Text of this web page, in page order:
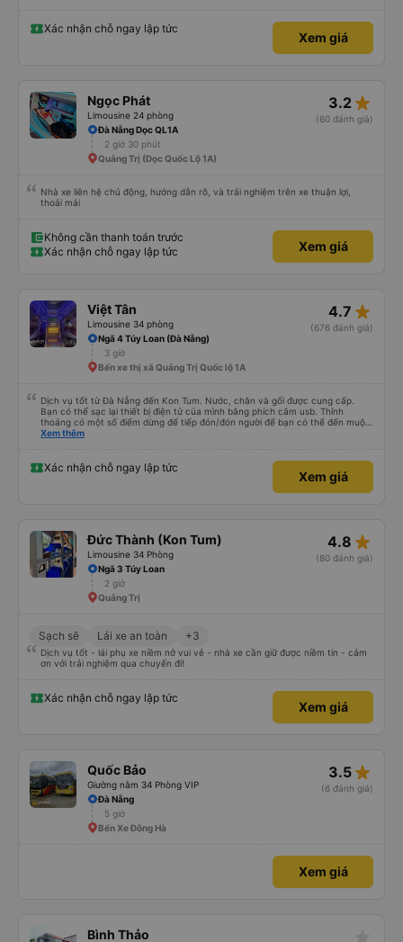
thời gian dự kiến. 10 điểm, lần sau có nhu cầu sẽ chọn nhà xe này để đi Vinh
<-> Đà Nẵng
Xác nhận chỗ ngay lập tức
Xem giá
Ngọc Phát
Limousine 24 phòng
3.2 star_rate
(60 đánh giá)
Đà Nẵng Dọc QL1A
2 giờ 30 phút
Quảng Trị (Dọc Quốc Lộ 1A)
Nhà xe liên hệ chủ động, hướng dẫn rõ, và trải nghiệm trên xe thuận lợi,
thoải mái
Không cần thanh toán trước
Xác nhận chỗ ngay lập tức
Xem giá
Việt Tân
Limousine 34 phòng
4.7 star_rate
(676 đánh giá)
Ngã 4 Túy Loan (Đà Nẵng)
3 giờ
Bến xe thị xã Quảng Trị Quốc lộ 1A
Dịch vụ tốt từ Đà Nẵng đến Kon Tum. Nước, chăn và gối được cung cấp.
Bạn có thể sạc lại thiết bị điện tử của mình bằng phích cắm usb. Thỉnh
thoảng có một số điểm dừng để tiếp đón/đón người để bạn có thể đến muộn
hơn một chút so với mô tả. (Lưu ý: chúng tôi hiểu và nói được một chút
Xem thêm
Xác nhận chỗ ngay lập tức
Xem giá
Đức Thành (Kon Tum)
Limousine 34 Phòng
4.8 star_rate
(80 đánh giá)
Ngã 3 Túy Loan
2 giờ
Quảng Trị
Sạch sẽ Lái xe an toàn +3
Dịch vụ tốt - lái phụ xe niềm nở vui vẻ - nhà xe cần giữ được niềm tin - cảm
ơn với trải nghiệm qua chuyến đi!
Xác nhận chỗ ngay lập tức
Xem giá
Quốc Bảo
Giường nằm 34 Phòng VIP
3.5 star_rate
(6 đánh giá)
Đà Nẵng
5 giờ
Bến Xe Đông Hà
Xem giá
Bình Thảo